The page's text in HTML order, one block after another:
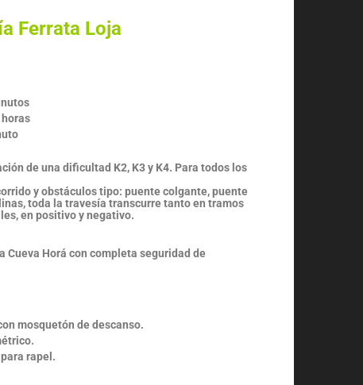
Ferrata Loja
de una dificultad K2, K3 y K4. Para todos los
y obstáculos tipo: puente colgante, puente
toda la travesía transcurre tanto en tramos
en positivo y negativo.
Cueva Horá con completa seguridad de
mosquetón de descanso.
rapel.